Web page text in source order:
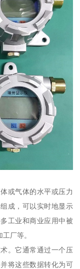
或气体的水平或压力
成，可以实时地显示
工业和商业应用中被
厂等。
。它通常通过一个压
将这些数据转化为可